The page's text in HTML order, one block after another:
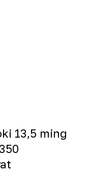
13,5 ming